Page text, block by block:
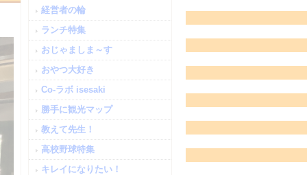
経営者の輪
ランチ特集
おじゃましま～す
おやつ大好き
Co-ラボ isesaki
勝手に観光マップ
教えて先生！
高校野球特集
キレイになりたい！